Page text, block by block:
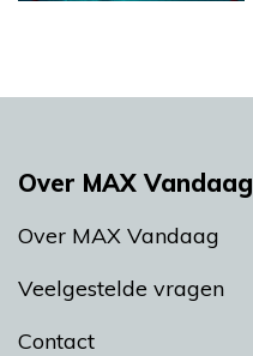
Over MAX Vandaag
Over MAX Vandaag
Veelgestelde vragen
Contact